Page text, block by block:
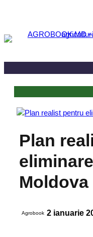
conținut
Plan
Moldova
Agrobook 2 ianuarie